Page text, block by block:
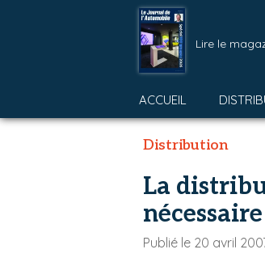
Lire le
ACCUEIL
Distribution
La
nécessaire
Publié le 20 avril